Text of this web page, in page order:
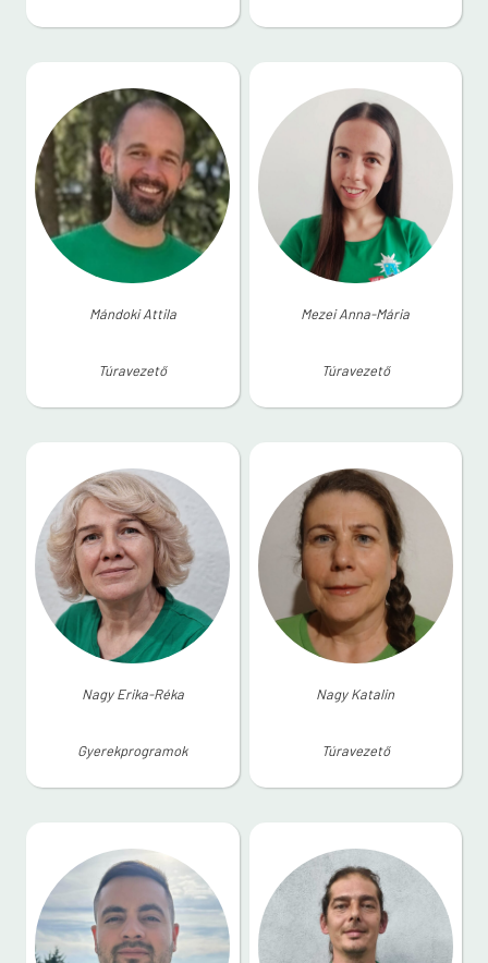
Mándoki Attila
Túravezető
Mezei Anna-Mária
Túravezető
Nagy Erika-Réka
Gyerekprogramok
Nagy Katalin
Túravezető